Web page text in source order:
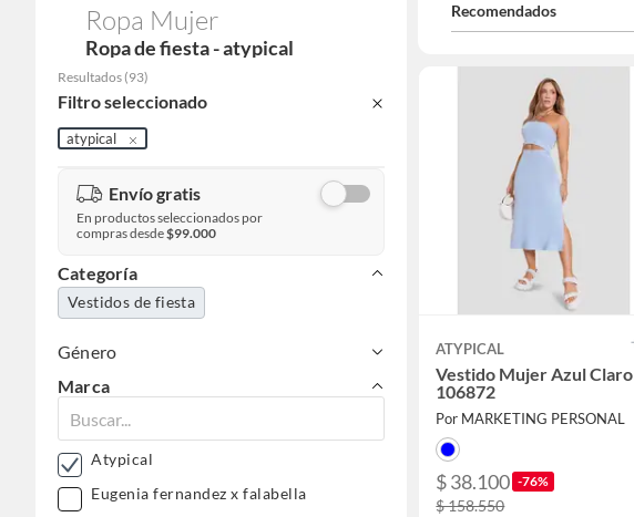
Ropa Mujer
Ropa de fiesta - atypical
Resultados (93)
Filtro seleccionado
atypical
Envío gratis
En productos seleccionados por
compras desde$99.000
Categoría
Vestidos de fiesta
Género
Marca
Atypical
Eugenia fernandez x falabella
Recomendados
ATYPICAL
Vestido Mujer Azul Claro
106872
Por MARKETING PERSONAL
$ 38.100 -76%
$ 158.550